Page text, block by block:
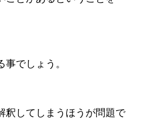
でしょう。
釈してしまうほうが問題で